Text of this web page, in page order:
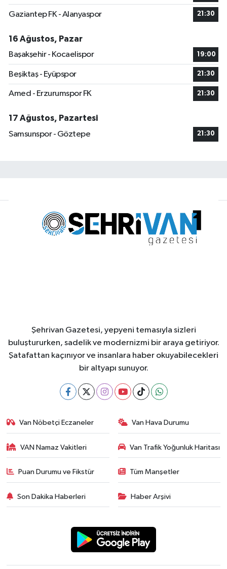
Gaziantep FK - Alanyaspor 21:30
16 Ağustos, Pazar
Başakşehir - Kocaelispor
19:00
Beşiktaş - Eyüpspor 21:30
Amed - Erzurumspor FK 21:30
17 Ağustos, Pazartesi
Samsunspor - Göztepe
21:30
Şehrivan Gazetesi, yepyeni temasıyla sizleri
buluştururken, sadelik ve modernizmi bir araya getiriyor.
Şatafattan kaçınıyor ve insanlara haber okuyabilecekleri
bir altyapı sunuyor.
Van Nöbetçi Eczaneler Van Hava Durumu
VAN Namaz Vakitleri Van Trafik Yoğunluk Haritası
Puan Durumu ve Fikstür Tüm Manşetler
Son Dakika Haberleri Haber Arşivi